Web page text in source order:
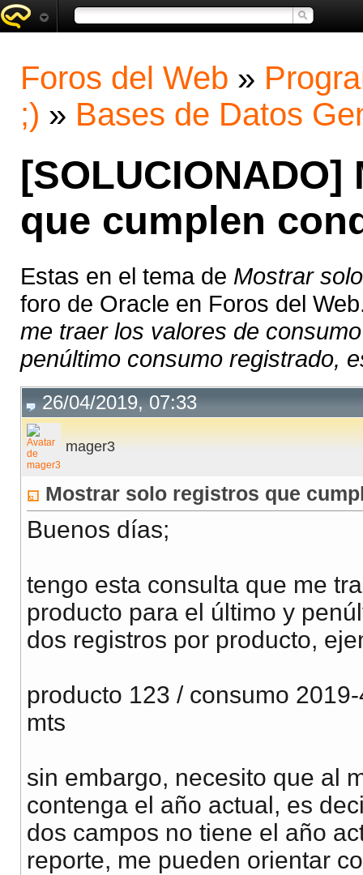
Foros del Web »
;) » Bases de Datos
que cumplen
Estas en el tema de Mostrar
foro de Oracle en Foros del
me traer los valores de
penúltimo consumo registrado,
26/04/2019, 07:33
mager3
Mostrar solo registros que
Buenos días;
tengo esta consulta que me
producto para el último y
dos registros por producto,
producto 123 / consumo
mts
sin embargo, necesito que al
contenga el año actual, es
dos campos no tiene el año
reporte, me pueden orientar